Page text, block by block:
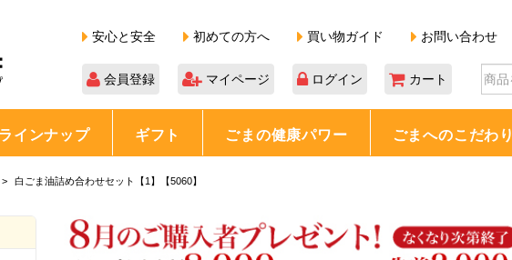
安心と安全 初めての方へ 買い物ガイド お問い合わせ
会員登録 マイページ ログイン カート
インナップ ギフト ごまの健康パワー ごまへのこだわり
白ごま油詰め合わせセット【1】【5060】